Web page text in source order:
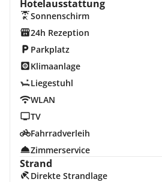
Hotelausstattung
Sonnenschirm
24h Rezeption
Parkplatz
Klimaanlage
Liegestuhl
WLAN
TV
Fahrradverleih
Zimmerservice
Strand
Direkte Strandlage